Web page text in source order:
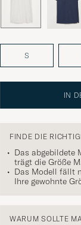
S
IN
FINDE DIE
Das abgebildete
trägt die Größe M
Das Modell fällt
Ihre gewohnte
WARUM SOLLTE